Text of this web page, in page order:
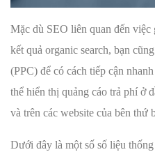
Mặc dù SEO liên quan đến
kết quả organic search, bạn
(PPC) để có cách tiếp cận
thể hiển thị quảng cáo trả phí ở
và trên các website của bên thứ
Dưới đây là một số số liệu